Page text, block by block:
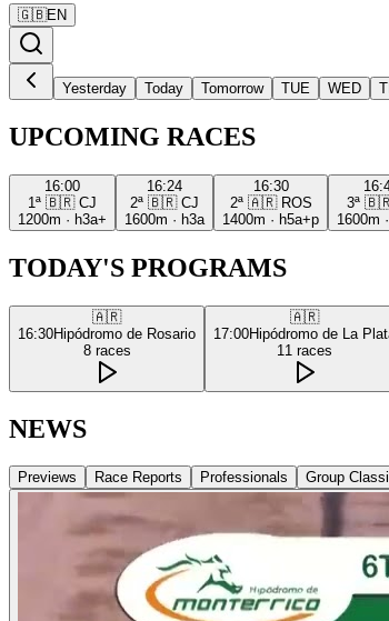
🇬🇧EN
Yesterday Today Tomorrow TUE WED
UPCOMING RACES
16:00
1ª 🇧🇷 CJ
1200m · h3a+
16:24
2ª 🇧🇷 CJ
1600m · h3a
16:30
2ª 🇦🇷 ROS
1400m · h5a+p
3ª
1600m ·
TODAY'S PROGRAMS
🇦🇷
16:30Hipódromo de Rosario
8 races
🇦🇷
17:00Hipódromo de La
11 races
NEWS
Previews Race Reports Professionals Group